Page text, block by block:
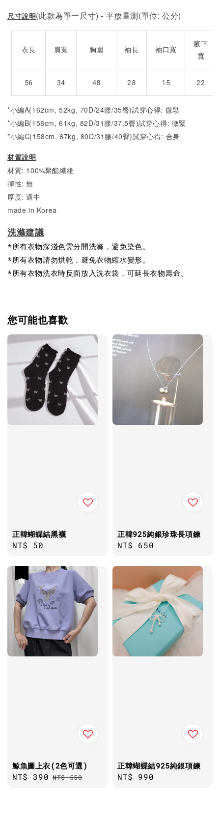
尺寸說明(此款為單一尺寸) - 平放量測(單位: 公分)
衣長 肩寬 胸圍 袖長 袖口寬
腋下
寬
56 34 48 28 15 22
*小編A(162cm, 52kg, 70D/24腰/35臀)試穿心得: 微鬆
*小編B(158cm, 61kg, 82D/31腰/37.5臀)試穿心得: 微緊
*小編C(158cm, 67kg, 80D/31腰/40臀)試穿心得: 合身
材質說明
材質: 100%聚酯纖維
彈性: 無
厚度: 適中
made in Korea
洗滌建議
*所有衣物深淺色需分開洗滌，避免染色。
*所有衣物請勿烘乾，避免衣物縮水變形。
*所有衣物洗衣時反面放入洗衣袋，可延長衣物壽命。
您可能也喜歡
正韓蝴蝶結黑襪
Regular
NT$ 50
正韓925純銀珍珠長項鍊
Regular
NT$ 650
鯨魚圖上衣(2色可選)
Sale
NT$ 390 Regular
NT$ 550
正韓蝴蝶結925純銀項鍊
Regular
NT$ 990